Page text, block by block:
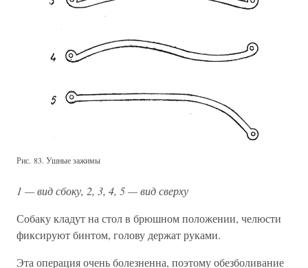
Рис. 83. Ушные зажимы
1 — вид сбоку, 2, 3, 4, 5 — вид сверху
Собаку кладут на стол в брюшном положении, челюсти
фиксируют бинтом, голову держат руками.
Эта операция очень болезненна, поэтому обезболивание